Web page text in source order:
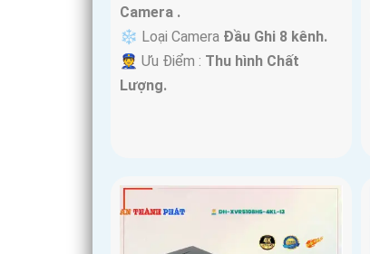
Camera .
❄ Loại Camera Đầu Ghi 8 kênh.
️👮 Ưu Điểm : Thu hình Chất
Lượng.